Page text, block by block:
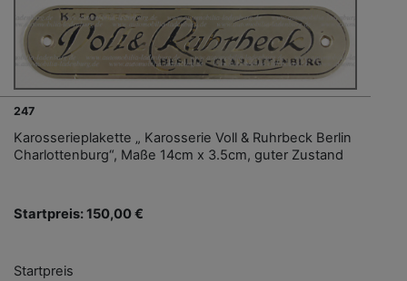
247
Karosserieplakette „ Karosserie Voll & Ruhrbeck Berlin
Charlottenburg“, Maße 14cm x 3.5cm, guter Zustand
Startpreis: 150,00 €
Startpreis